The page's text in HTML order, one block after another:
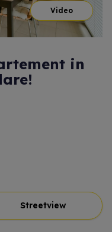
Video
in
Streetview